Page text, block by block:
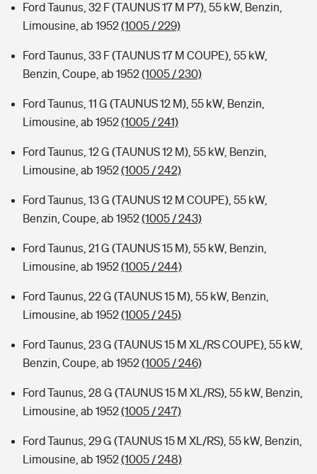
Ford Taunus, 32 F (TAUNUS 17 M P7), 55 kW, Benzin,
Limousine, ab 1952(1005 / 229)
Ford Taunus, 33 F (TAUNUS 17 M COUPE), 55 kW,
Benzin, Coupe, ab 1952(1005 / 230)
Ford Taunus, 11 G (TAUNUS 12 M), 55 kW, Benzin,
Limousine, ab 1952(1005 / 241)
Ford Taunus, 12 G (TAUNUS 12 M), 55 kW, Benzin,
Limousine, ab 1952(1005 / 242)
Ford Taunus, 13 G (TAUNUS 12 M COUPE), 55 kW,
Benzin, Coupe, ab 1952(1005 / 243)
Ford Taunus, 21 G (TAUNUS 15 M), 55 kW, Benzin,
Limousine, ab 1952(1005 / 244)
Ford Taunus, 22 G (TAUNUS 15 M), 55 kW, Benzin,
Limousine, ab 1952(1005 / 245)
Ford Taunus, 23 G (TAUNUS 15 M XL/RS COUPE), 55 kW,
Benzin, Coupe, ab 1952(1005 / 246)
Ford Taunus, 28 G (TAUNUS 15 M XL/RS), 55 kW, Benzin,
Limousine, ab 1952(1005 / 247)
Ford Taunus, 29 G (TAUNUS 15 M XL/RS), 55 kW, Benzin,
Limousine, ab 1952(1005 / 248)